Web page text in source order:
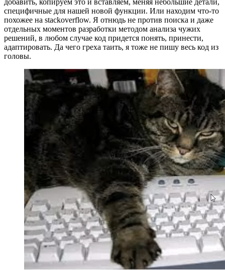
специфичные для нашей новой функции. Или находим что-то
похожее на stackoverflow. Я отнюдь не против поиска и даже
отдельных моментов разработки методом анализа чужих
решений, в любом случае код придется понять, принести,
адаптировать. Да чего греха таить, я тоже не пишу весь код из
головы.